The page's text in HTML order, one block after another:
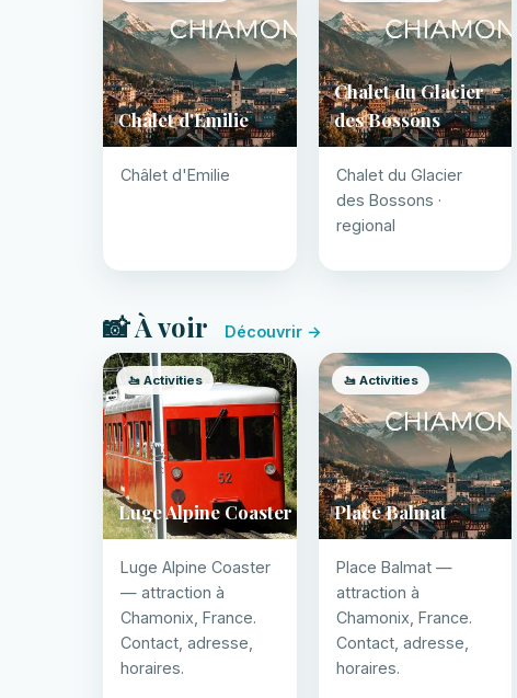
Châlet d'Emilie
Châlet d'Emilie
Chalet du Glacier
des Bossons
Chalet du Glacier
des Bossons ·
regional
📸 À voir Découvrir →
🚤 Activities
Luge Alpine Coaster
Luge Alpine Coaster
— attraction à
Chamonix, France.
Contact, adresse,
horaires.
🚤 Activities
Place Balmat
Place Balmat —
attraction à
Chamonix, France.
Contact, adresse,
horaires.